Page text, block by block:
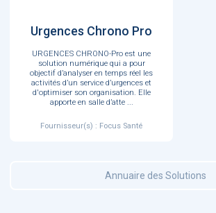
Urgences Chrono Pro
URGENCES CHRONO-Pro est une
solution numérique qui a pour
objectif d’analyser en temps réel les
activités d’un service d’urgences et
d'optimiser son organisation. Elle
apporte en salle d’atte ...
Fournisseur(s) : Focus Santé
Annuaire des Solutions